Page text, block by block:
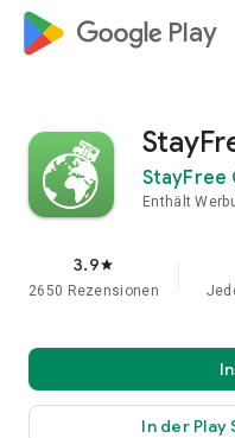
google_logo Play
StayFree
Enthält
3.9star
2650 Rezensionen
In der Play